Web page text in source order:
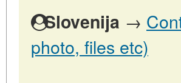
Slovenija →
photo, files etc)